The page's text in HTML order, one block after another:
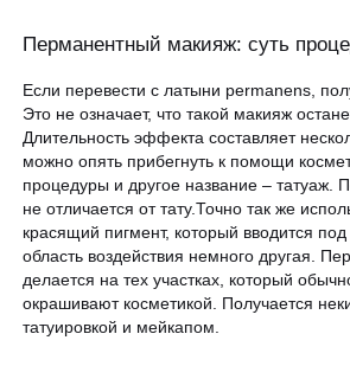
Образование
Перманентный макияж: суть
Если перевести с латыни permanens,
Это не означает, что такой макияж
Длительность эффекта составляет
можно опять прибегнуть к помощи
процедуры и другое название – татуаж.
не отличается от тату.Точно так же
красящий пигмент, который вводится под
область воздействия немного другая.
делается на тех участках, который
окрашивают косметикой. Получается
татуировкой и мейкапом.